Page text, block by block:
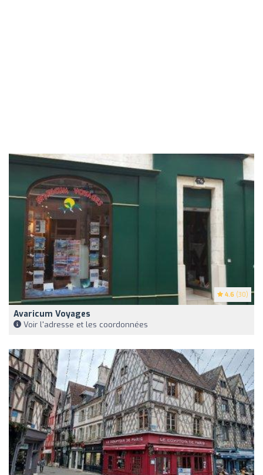
4.6 (30)
Avaricum Voyages
Voir l'adresse et les coordonnées